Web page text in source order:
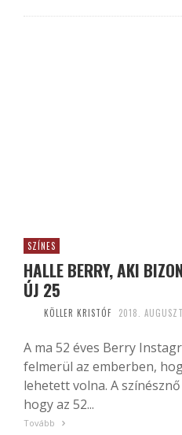
SZÍNES
HALLE BERRY, AKI
ÚJ 25
KÖLLER KRISTÓF 2018.
A ma 52 éves Berry
felmerül az emberben,
lehetett volna. A
hogy az 52...
Tovább